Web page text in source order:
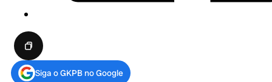
Siga o GKPB no Google